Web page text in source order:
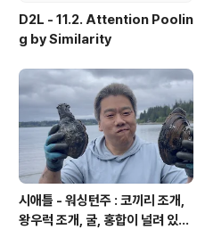
D2L - 11.2. Attention Poolin
g by Similarity
시애틀 - 워싱턴주 : 코끼리 조개,
왕우럭 조개, 굴, 홍합이 널려 있는